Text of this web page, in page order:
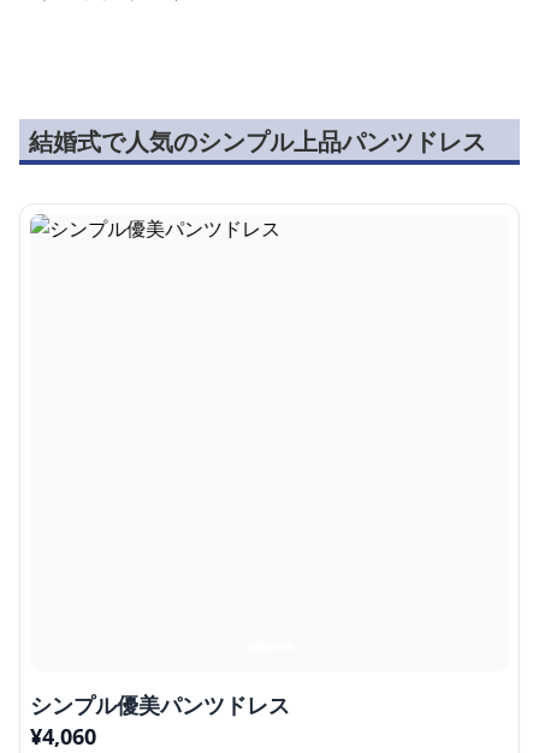
結婚式で人気のシンプル上品パンツドレス
シンプル優美パンツドレス
¥4,060